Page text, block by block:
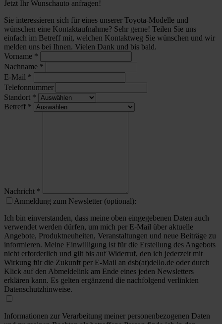
Jetzt Ihr Wunschauto anfragen!
Sie interessieren sich für eines unserer Toyota-Modelle und
wünschen eine Kontaktaufnahme? Sehr gerne! Teilen Sie uns
einfach im Betreff mit, welchen Kontaktweg Sie wünschen und wir
melden uns bei Ihnen. Vielen Dank und bis bald.
Vorname *
Nachname *
E-Mail *
Telefonnummer
Standort *
Betreff *
Nachricht *
Anmeldung zum Newsletter (optional):
Ich bin einverstanden, dass meine oben eingegebenen Daten auch
verwendet werden dürfen, um mich per E-Mail über aktuelle
Angebote, Produktneuheiten, Veranstaltungen und neue Beiträge zu
informieren. Meine Einwilligung ist für die Erstellung des Angebots
nicht erforderlich und gilt bis auf Widerruf, den ich jederzeit mit
Wirkung für die Zukunft per E-Mail an dsb(at)dello.de oder durch
Klick auf den Abmeldelink am Ende eines jeden Newsletters
erklären kann. Es gelten ergänzend die nachfolgend verlinkten
Datenschutzhinweise.
Informationen zur Verarbeitung meiner personenbezogenen Daten